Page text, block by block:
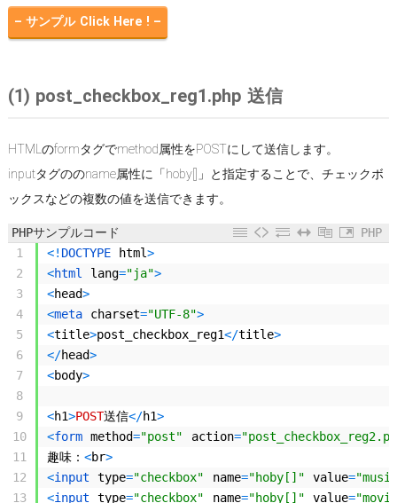
– サンプル Click Here ! –
(1) post_checkbox_reg1.php 送信
HTMLのformタグでmethod属性をPOSTにして送信します。
inputタグののname属性に「hoby[]」と指定することで、チェックボ
ックスなどの複数の値を送信できます。
PHPサンプルコード
PHP
1
2
3
4
5
6
7
8
9
10
11
12
13
<! DOCTYPE html>
<html lang="ja">
<head>
<meta charset="UTF-8">
<title>post_checkbox_reg1</title>
</head>
<body>
<h1>POST送信</h1>
<form method="post" action=
趣味： <br>
<input type="checkbox" name="hoby[]" value=
<input type="checkbox" name="hoby[]" value=